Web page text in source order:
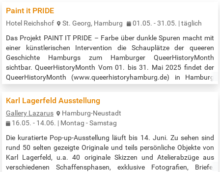
Paint it PRIDE
Hotel Reichshof St. Georg, Hamburg
01.05. - 31.05. | täglich
Das Projekt PAINT IT PRIDE – Farbe über dunkle Spuren macht mit
einer künstlerischen Intervention die Schauplätze der queeren
Geschichte Hamburgs zum Hamburger QueerHistoryMonth
sichtbar. QueerHistoryMonth Vom 01. bis 31. Mai 2025 findet der
QueerHistoryMonth (www.queerhistoryhamburg.de) in Hamburg
machen die Geschichte(n) der queeren Community in Hamburg
erlebbar. Alle sind herzlich willkommen!…
Karl Lagerfeld Ausstellung
Gallery Lazarus
Hamburg-Neustadt
16.05. - 14.06. | Montag - Samstag
Die kuratierte Pop-up-Ausstellung läuft bis 14. Juni. Zu sehen sind
rund 50 selten gezeigte Originale und teils persönliche Objekte von
Karl Lagerfeld, u.a. 40 originale Skizzen und Atelierabzüge aus
verschiedenen Schaffensphasen, exklusive Fotografien, Briefe,